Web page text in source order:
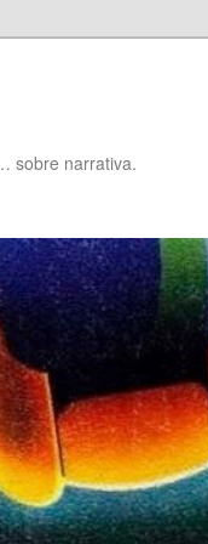
sobre narrativa.